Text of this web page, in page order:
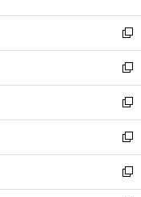
開
く
ウ
で
開
く
ン
ド
ウ
で
開
く
ウ
ィ
ン
ド
ウ
で
開
く
新
し
い
ウ
ィ
ン
ド
ウ
で
開
新
し
い
ウ
ィ
ン
ド
ウ
新
し
い
ウ
ィ
ン
新
し
い
ウ
新
し